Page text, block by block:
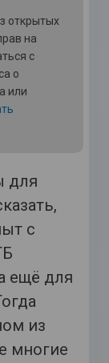
открытых
на
с
о
или
для
с
ещё для
из
многие